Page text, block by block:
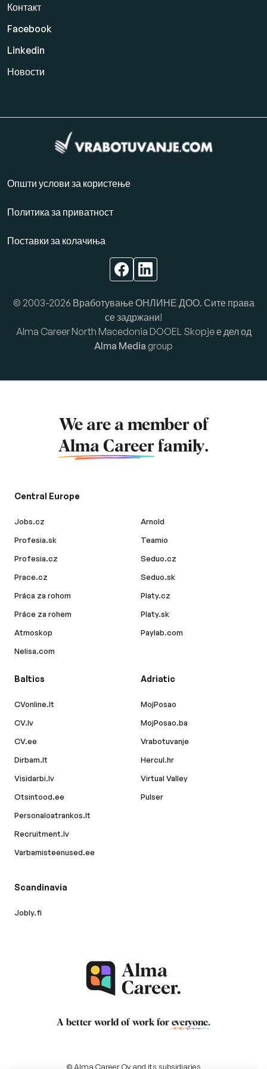
Контакт
Facebook
Linkedin
Новости
Општи услови за користење
Политика за приватност
Поставки за колачиња
© 2003-2026 Вработување ОНЛИНЕ ДОО. Сите права
се задржани!
Alma Career North Macedonia DOOEL Skopje е дел од
Alma Media group
We are a member of
Alma Career family.
Central Europe
Jobs.cz
Profesia.sk
Profesia.cz
Prace.cz
Práca za rohom
Práce za rohem
Atmoskop
Nelisa.com
Arnold
Teamio
Seduo.cz
Seduo.sk
Platy.cz
Platy.sk
Paylab.com
Baltics
CVonline.lt
CV.lv
CV.ee
Dirbam.lt
Visidarbi.lv
Otsintood.ee
Personaloatrankos.lt
Recruitment.lv
Varbamisteenused.ee
Adriatic
MojPosao
MojPosao.ba
Vrabotuvanje
Hercul.hr
Virtual Valley
Pulser
Scandinavia
Jobly.fi
A better world of work for everyone.
© Alma Career Oy and its subsidiaries